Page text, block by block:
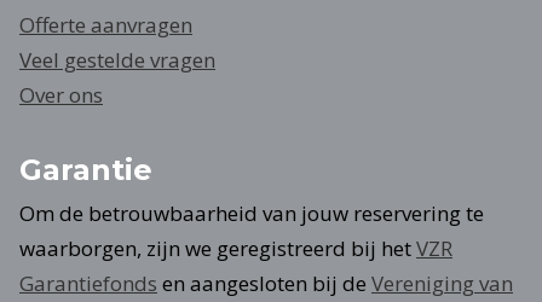
Offerte aanvragen
Veel gestelde vragen
Over ons
Garantie
Om de betrouwbaarheid van jouw reservering te
waarborgen, zijn we geregistreerd bij hetVZR
Garantiefonds en aangesloten bij de Vereniging van